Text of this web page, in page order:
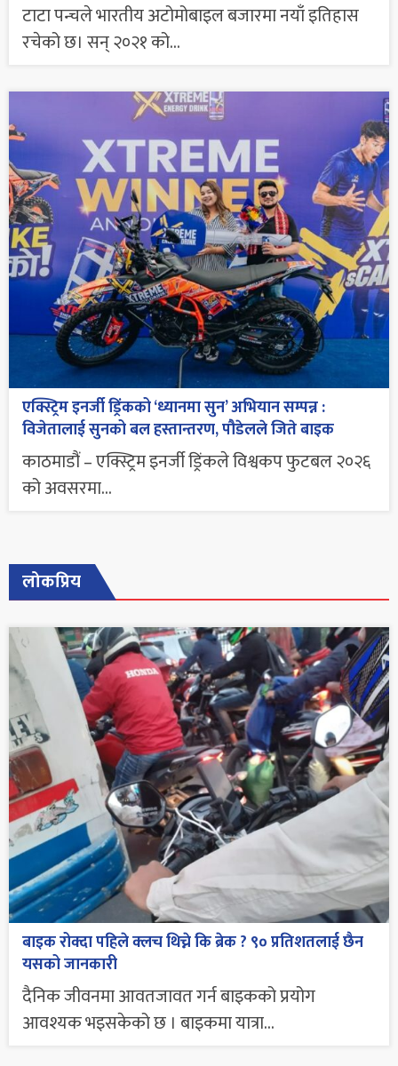
टाटा पन्चले भारतीय अटोमोबाइल बजारमा नयाँ इतिहास
रचेको छ। सन् २०२१ को...
एक्स्ट्रिम इनर्जी ड्रिंकको ‘ध्यानमा सुन’ अभियान सम्पन्न :
विजेतालाई सुनको बल हस्तान्तरण, पौडेलले जिते बाइक
काठमाडौं – एक्स्ट्रिम इनर्जी ड्रिंकले विश्वकप फुटबल २०२६
को अवसरमा...
लोकप्रिय
बाइक रोक्दा पहिले क्लच थिच्ने कि ब्रेक ? ९० प्रतिशतलाई छैन
यसको जानकारी
दैनिक जीवनमा आवतजावत गर्न बाइकको प्रयोग
आवश्यक भइसकेको छ । बाइकमा यात्रा...